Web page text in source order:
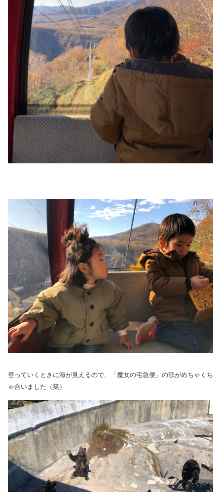
登っていくときに海が見えるので、「魔女の宅急便」の歌がめちゃくち
ゃ合いました（笑）